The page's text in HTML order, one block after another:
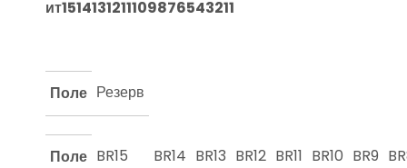
ит1514131211109876543211
Поле Резерв
Поле BR15 BR14 BR13 BR12 BR11 BR10 BR9